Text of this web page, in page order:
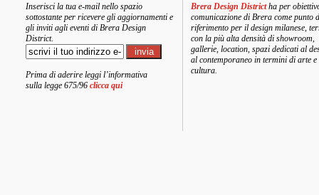
Inserisci la tua e-mail nello spazio
sottostante per ricevere gli aggiornamenti e
gli inviti agli eventi di Brera Design
District.
Prima di aderire leggi l’informativa
sulla legge 675/96 clicca qui
Brera Design Districtha per
comunicazione di Brera come punto
riferimento per il design milanese,
con la più alta densità di showroom,
gallerie, location, spazi dedicati al
al contemporaneo in termini di arte e
cultura.